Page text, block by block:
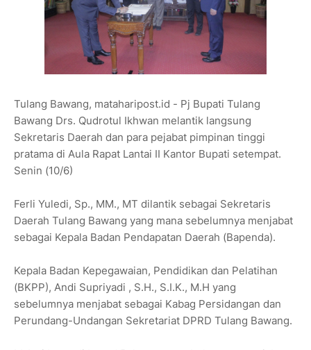
Tulang Bawang, mataharipost.id - Pj Bupati Tulang
Bawang Drs. Qudrotul Ikhwan melantik langsung
Sekretaris Daerah dan para pejabat pimpinan tinggi
pratama di Aula Rapat Lantai II Kantor Bupati setempat.
Senin (10/6)
Ferli Yuledi, Sp., MM., MT dilantik sebagai Sekretaris
Daerah Tulang Bawang yang mana sebelumnya menjabat
sebagai Kepala Badan Pendapatan Daerah (Bapenda).
Kepala Badan Kepegawaian, Pendidikan dan Pelatihan
(BKPP), Andi Supriyadi , S.H., S.I.K., M.H yang
sebelumnya menjabat sebagai Kabag Persidangan dan
Perundang-Undangan Sekretariat DPRD Tulang Bawang.